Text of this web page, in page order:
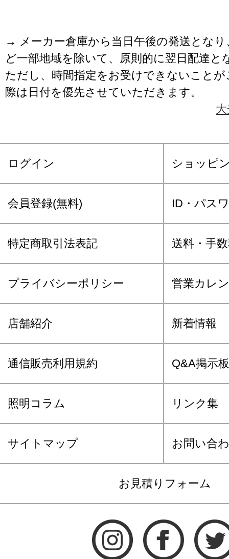
→ メーカー倉庫から当日午後の発送となり
ど一部地域を除いて、原則的に翌日配達と
ただし、時間指定をお受けできないこと
際は日付を優先させていただきます。
ログイン ショッピ
会員登録(無料) ID・パス
特定商取引法表記 送料・手
プライバシーポリシー 営業カレ
店舗紹介 新着情報
通信販売利用規約 Q&A掲示板
照明コラム リンク集
サイトマップ お問い合
お見積りフォーム